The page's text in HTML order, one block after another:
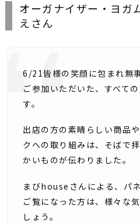
オーガナイザー・ヨ
えさん
6/21皆様の笑顔に包まれ無
ご参加いただいた、すべて
す。
出店の方の素晴らしい商品
クへの取り組みは、そばで
かいものが伝わりました。
まびhouseさんによる、パネ
ご覧になった方は、様々な
しょう。